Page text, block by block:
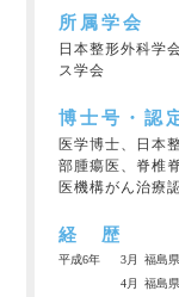
所属学会
日本整形外科学
ス学会
博士号・認
医学博士、日本
部腫瘍医、脊椎
医機構がん治療
経 歴
平成6年 3月
福島
4月
福島